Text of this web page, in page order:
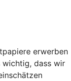
erwerben
wichtig, dass wir